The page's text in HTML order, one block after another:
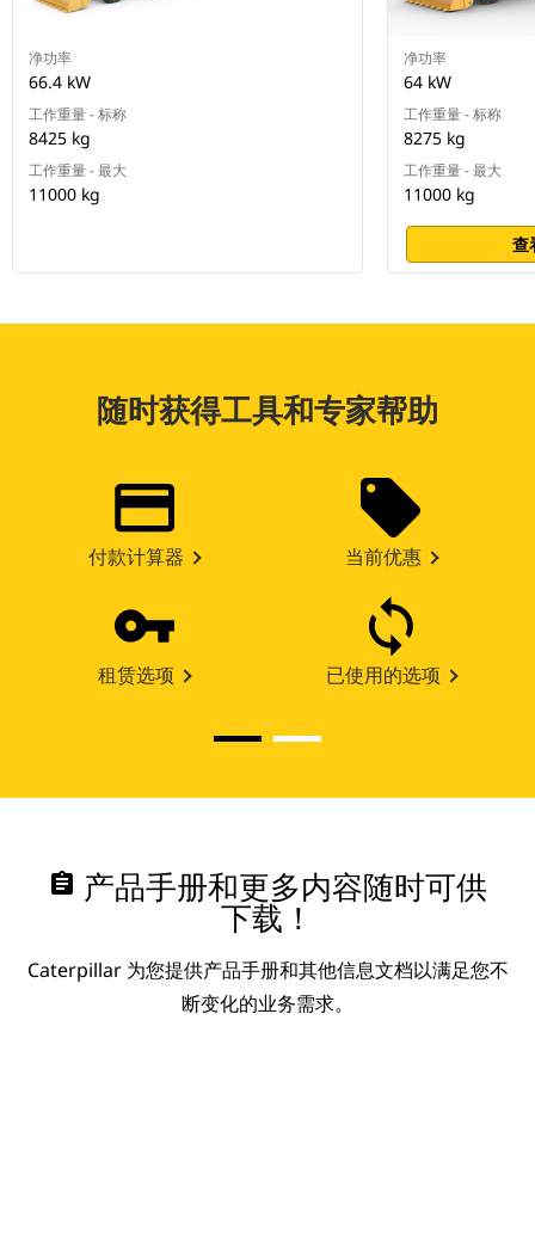
净功率
66.4 kW
工作重量 - 标称
8425 kg
工作重量 - 最大
11000 kg
净功率
64 kW
工作重量 - 标称
8275 kg
工作重量 - 最大
11000 kg
查
随时获得工具和专家帮助
付款计算器 当前优惠
租赁选项 已使用的选项
assignment 产品手册和更多内容随时可供
下载！
Caterpillar 为您提供产品手册和其他信息文档以满足您不
断变化的业务需求。